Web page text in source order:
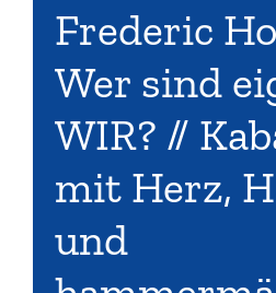
Frederic
Wer sind
WIR? //
mit Herz,
und